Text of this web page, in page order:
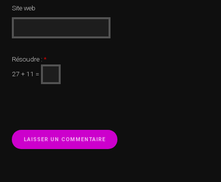
Site web
Résoudre : *
27 + 11 =